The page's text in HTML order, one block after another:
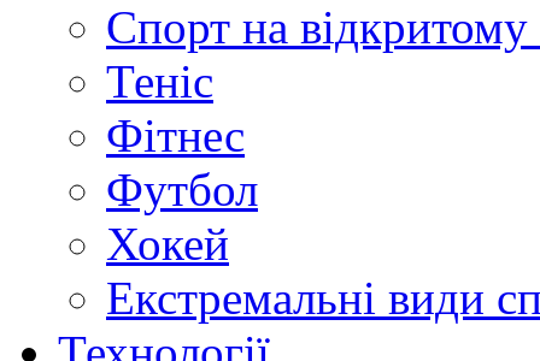
Спорт на відкритому
Теніс
Фітнес
Футбол
Хокей
Екстремальні види